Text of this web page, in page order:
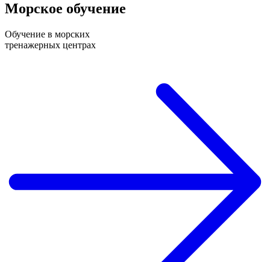
Морское обучение
Обучение в морских
тренажерных центрах